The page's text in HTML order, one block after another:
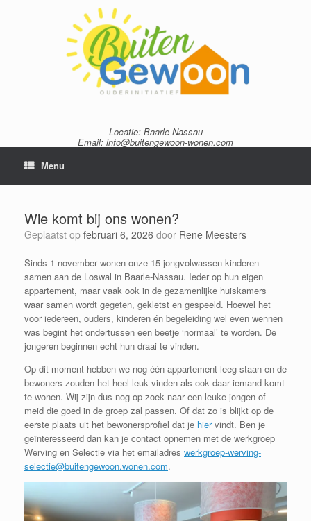
Locatie: Baarle-Nassau
Email: info@buitengewoon-wonen.com
Menu
Wie komt bij ons wonen?
Geplaatst op februari 6, 2026 door Rene Meesters
Sinds 1 november wonen onze 15 jongvolwassen kinderen
samen aan de Loswal in Baarle-Nassau. Ieder op hun eigen
appartement, maar vaak ook in de gezamenlijke huiskamers
waar samen wordt gegeten, gekletst en gespeeld. Hoewel het
voor iedereen, ouders, kinderen én begeleiding wel even wennen
was begint het ondertussen een beetje ‘normaal’ te worden. De
jongeren beginnen echt hun draai te vinden.
Op dit moment hebben we nog één appartement leeg staan en de
bewoners zouden het heel leuk vinden als ook daar iemand komt
te wonen. Wij zijn dus nog op zoek naar een leuke jongen of
meid die goed in de groep zal passen. Of dat zo is blijkt op de
eerste plaats uit het bewonersprofiel dat je hiervindt. Ben je
geïnteresseerd dan kan je contact opnemen met de werkgroep
Werving en Selectie via het emailadres werkgroep-werving-
selectie@buitengewoon.wonen.com.